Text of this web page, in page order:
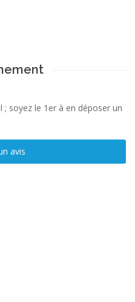
soyez le 1er à en déposer un
avis